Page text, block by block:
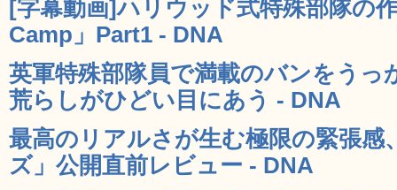
[字幕動画]ハリウッド式特殊部隊の
Camp」Part1 - DNA
英軍特殊部隊員で満載のバンをうっ
荒らしがひどい目にあう - DNA
最高のリアルさが生む極限の緊張感
ズ」公開直前レビュー - DNA